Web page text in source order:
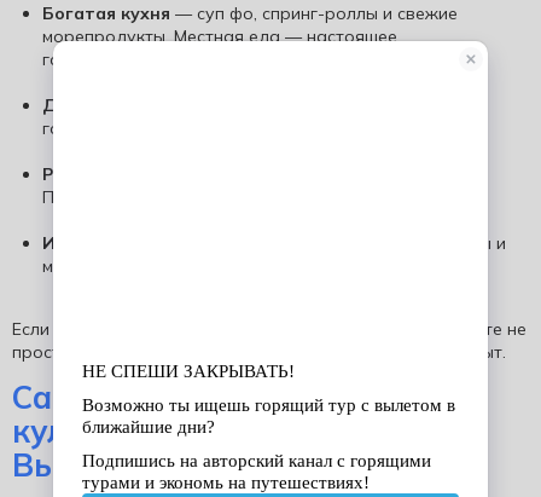
Богатая кухня — суп фо, спринг-роллы и свежие
морепродукты. Местная еда — настоящее
гастрономическое приключение.
Добродушные люди
гостям и готовы делиться своим теплом.
Разнообразие ландшафтов
Понгня, рисовые террасы и тропики.
Историческое наследие
— древние города, пагоды и
музеи расскажут о богатой истории страны.
Если вы решите
, вы получите не
просто отпуск, а насыщенный, яркий и многогранный опыт.
Самые интересные места и
культурные открытия во
Вьетнаме